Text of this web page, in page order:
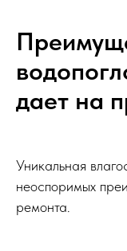
дает на
Уникальная
неоспоримых
ремонта.